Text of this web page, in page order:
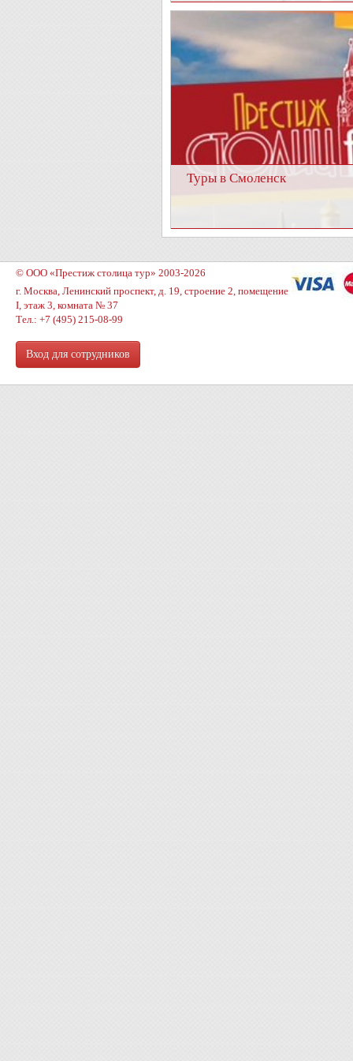
Туры в Смоленск
© ООО «Престиж столица тур» 2003-2026
г. Москва, Ленинский проспект, д. 19, строение 2, помещение
I, этаж 3, комната № 37
Тел.: +7 (495) 215-08-99
Вход для сотрудников